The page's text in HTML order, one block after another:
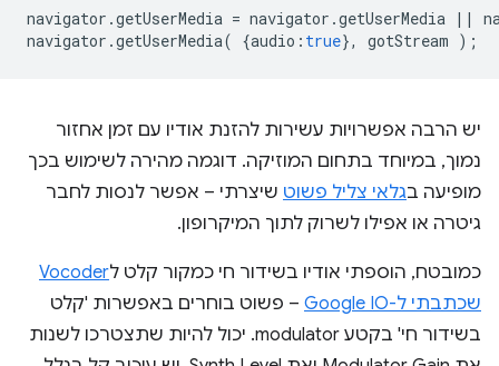
navigator .getUserMedia = navigator .getUserMedia ||
navigator .getUserMedia( {audio : true}, gotStream );
יש הרבה אפשרויות עשירות להזנת אודיו עם זמן אחזור
נמוך, במיוחד בתחום המוזיקה. דוגמה מהירה לשימוש בכך
מופיעה בגלאי צליל פשוט שיצרתי – אפשר לנסות לחבר
גיטרה או אפילו לשרוק לתוך המיקרופון.
כמובטח, הוספתי אודיו בשידור חי כמקור קלט לVocoder
שכתבתי ל-Google IO
– פשוט בוחרים באפשרות 'קלט
בשידור חי' בקטע modulator. יכול להיות שתצטרכו לשנות